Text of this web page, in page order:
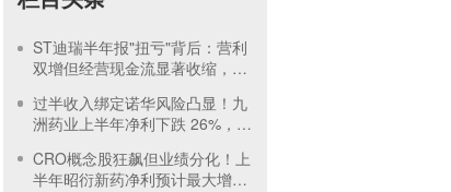
ST迪瑞半年报"扭亏"背后：营利
双增但经营现金流显著收缩，华
过半收入绑定诺华风险凸显！九
洲药业上半年净利下跌 26%，押
CRO概念股狂飙但业绩分化！上
半年昭衍新药净利预计最大增幅